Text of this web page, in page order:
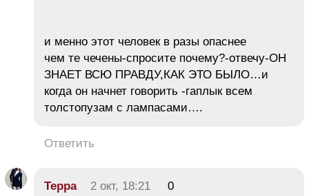
и менно этот человек в разы опаснее
чем те чечены-спросите почему?-отвечу-ОН
ЗНАЕТ ВСЮ ПРАВДУ,КАК ЭТО БЫЛО…и
когда он начнет говорить -гаплык всем
толстопузам с лампасами….
Ответить
Терра 2 окт, 18:21
0